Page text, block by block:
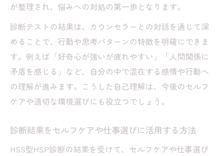
が整理され、悩みへの対処の第一歩となります。
診断テストの結果は、カウンセラーとの対話を通じて深
めることで、行動や思考パターンの特徴を明確にできま
す。例えば「好奇心が強いが疲れやすい」「人間関係に
矛盾を感じる」など、自分の中で混在する感情や行動へ
の理解が進みます。こうした自己理解は、今後のセルフ
ケアや適切な環境選びにも役立つでしょう。
診断結果をセルフケアや仕事選びに活用する方法
HSS型HSP診断の結果を受けて、セルフケアや仕事選び